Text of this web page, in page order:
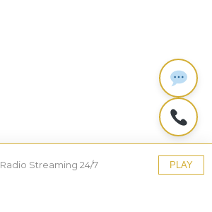
Radio Streaming 24/7 PLAY